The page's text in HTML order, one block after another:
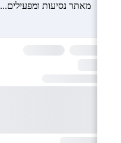
מאתר נסיעות ומפעילים...